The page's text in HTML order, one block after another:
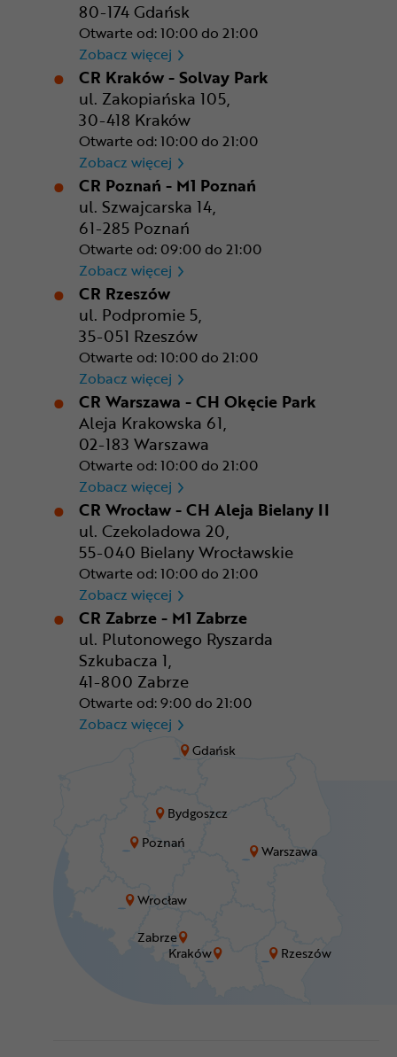
Bydgoszcz
Gdańsk
Kraków
Poznań
Rzeszów
Warszawa
Wrocław
Zabrze
80-174 Gdańsk
Otwarte od: 10:00 do 21:00
Zobacz więcej CR Gdańsk - Morski Park
CR Kraków - Solvay Park
ul. Zakopiańska 105,
30-418 Kraków
Otwarte od: 10:00 do 21:00
Zobacz więcej CR Kraków - Solvay Park
CR Poznań - M1 Poznań
ul. Szwajcarska 14,
61-285 Poznań
Otwarte od: 09:00 do 21:00
Zobacz więcej CR Poznań - M1 Poznań
CR Rzeszów
ul. Podpromie 5,
35-051 Rzeszów
Otwarte od: 10:00 do 21:00
Zobacz więcej CR Rzeszów
CR Warszawa - CH Okęcie Park
Aleja Krakowska 61,
02-183 Warszawa
Otwarte od: 10:00 do 21:00
Zobacz więcej CR Warszawa - CH Okęcie
CR Wrocław - CH Aleja Bielany II
ul. Czekoladowa 20,
55-040 Bielany Wrocławskie
Otwarte od: 10:00 do 21:00
Zobacz więcej CR Wrocław - CH Aleja
CR Zabrze - M1 Zabrze
ul. Plutonowego Ryszarda
Szkubacza 1,
41-800 Zabrze
Otwarte od: 9:00 do 21:00
Zobacz więcej CR Zabrze - M1 Zabrze